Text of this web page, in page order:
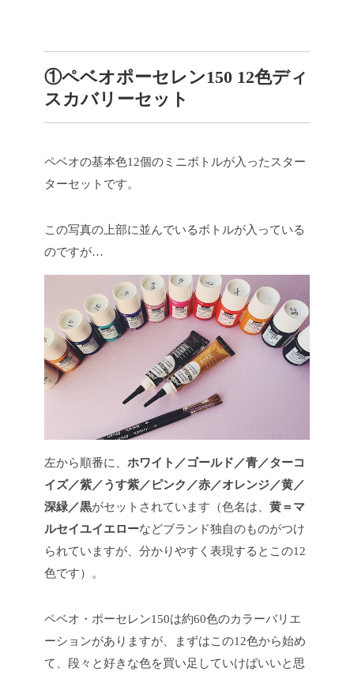
①ペベオポーセレン150 12色ディ
スカバリーセット
ペベオの基本色12個のミニボトルが入ったスター
ターセットです。
この写真の上部に並んでいるボトルが入っている
のですが…
左から順番に、 ホワイト／ゴールド／青／ターコ
イズ／紫／うす紫／ピンク／赤／オレンジ／黄／
深緑／黒がセットされています（色名は、 黄＝マ
ルセイユイエローなどブランド独自のものがつけ
られていますが、分かりやすく表現するとこの12
色です）。
ペベオ・ポーセレン150は約60色のカラーバリエ
ーションがありますが、まずはこの12色から始め
て、段々と好きな色を買い足していけばいいと思